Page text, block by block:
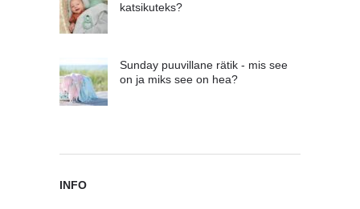
katsikuteks?
Sunday puuvillane rätik - mis see
on ja miks see on hea?
INFO